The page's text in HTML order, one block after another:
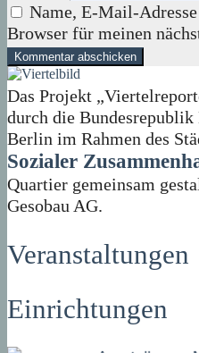
Name, E-Mail-
Browser für meinen
Das Projekt
durch die Bundesrepublik
Berlin im Rahmen des
Sozialer
Quartier gemeinsam
Gesobau AG.
Veranstaltungen
Einrichtungen